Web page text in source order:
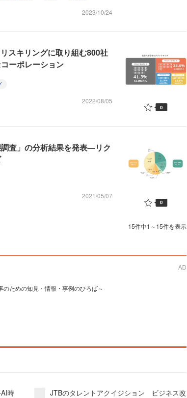
2023/10/24
スキリングに取り組む800社
ーポレーション
2022/08/05
0
査」の分析結果を発表―リク
2021/05/07
0
15件中1～15件を表示
AD
のための知見・情報・事例のひろば～
時 JTBのタレントアクイジション ビジネス改